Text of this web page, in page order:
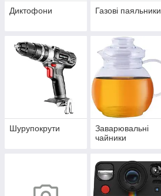
Диктофони Газові паяльники
Шурупокрути
Заварювальні
чайники